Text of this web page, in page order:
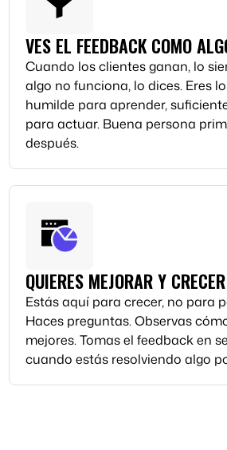
VES EL FEEDBACK COMO
Cuando los clientes ganan, lo
algo no funciona, lo dices. Eres
humilde para aprender,
para actuar. Buena persona
después.
QUIERES MEJORAR Y CRECER
Estás aquí para crecer, no para
Haces preguntas. Observas
mejores. Tomas el feedback en
cuando estás resolviendo algo